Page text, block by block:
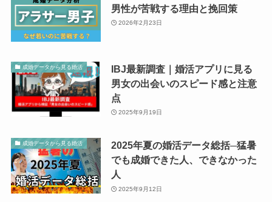
男性が苦戦する理由と挽回策
2026年2月23日
成婚データから見る婚活
IBJ最新調査｜婚活アプリに見る
男女の出会いのスピード感と注意
点
2025年9月19日
成婚データから見る婚活
2025年夏の婚活データ総括─猛暑
でも成婚できた人、できなかった
人
2025年9月12日